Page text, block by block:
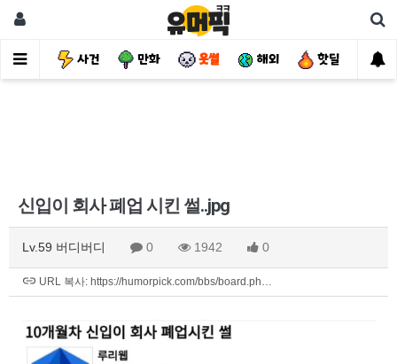
유머 사건 만화 웃썰 해외 핫딜 자
신입이 회사 폐업 시킨 썰..jpg
Lv.59 버디버디 0 1942 0
URL 복사: https://humorpick.com/bbs/board.ph…